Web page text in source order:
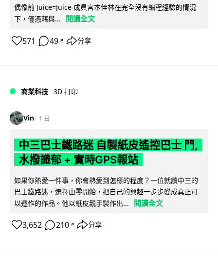
偶像前 Juice=Juice 成員宮本佳林在完全沒有編程經驗的情況
下，僅憑藉與...
閱讀全文
571 49 ↗ 分享
商業科技 3D 打印
Vin 1 日
中三巴士鐵路迷 自製紙皮遙控巴士 門,
水撥識郁 + 實時GPS報站
如果你熱愛一件事，你會熱愛到怎樣的程度？一位就讀中三的
巴士鐵路迷，選擇由零開始，把自己的興趣一步步變成真正可
以運作的作品。他以紙皮親手製作出...
閱讀全文
3,652 210 ↗ 分享